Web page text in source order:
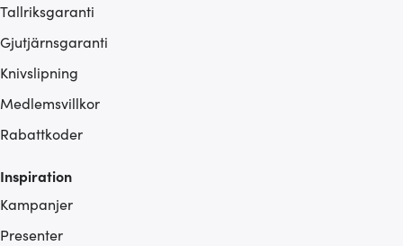
Tallriksgaranti
Gjutjärnsgaranti
Knivslipning
Medlemsvillkor
Rabattkoder
Inspiration
Kampanjer
Presenter